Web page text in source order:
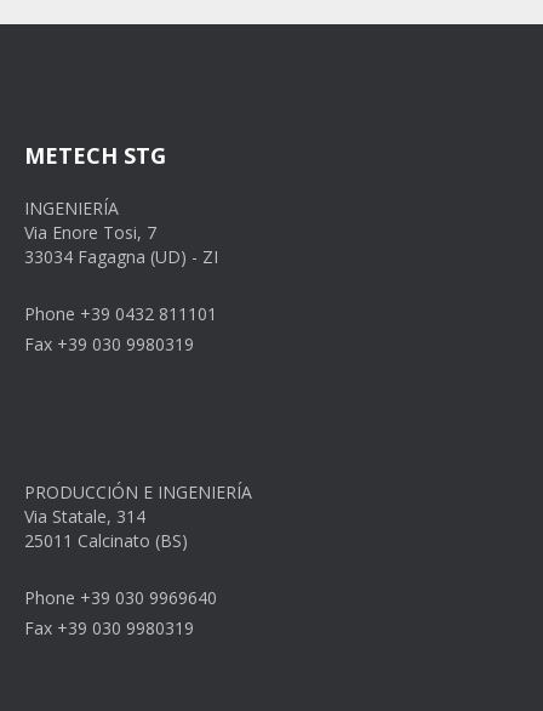
METECH STG
INGENIERÍA
Via Enore Tosi, 7
33034 Fagagna (UD) - ZI
Phone +39 0432 811101
Fax +39 030 9980319
PRODUCCIÓN E INGENIERÍA
Via Statale, 314
25011 Calcinato (BS)
Phone +39 030 9969640
Fax +39 030 9980319